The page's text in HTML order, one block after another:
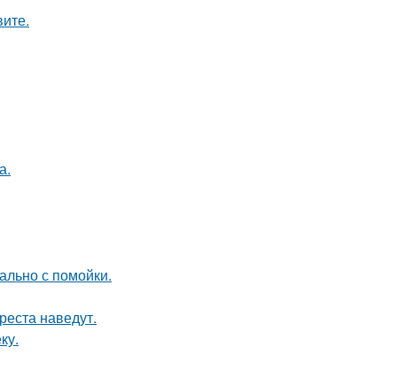
с помойки.
наведут.